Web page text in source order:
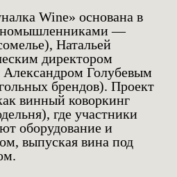
Wine» основана в
—
Натальей
директором
Александром Голубевым
брендов). Проект
винный коворкинг
где участники
оборудование и
выпуская вина под